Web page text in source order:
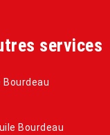
services
Bourdeau